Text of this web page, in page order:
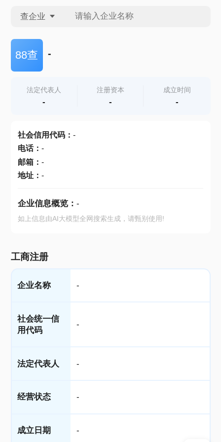
查企业
查企业
查产地
88查 -
法定代表人
-
注册资本
-
成立时间
-
社会信用代码： -
电话： -
邮箱： -
地址： -
企业信息概览： -
如上信息由AI大模型全网搜索生成，请甄别使用!
工商注册
企业名称 -
社会统一信
用代码
-
法定代表人 -
经营状态 -
成立日期 -